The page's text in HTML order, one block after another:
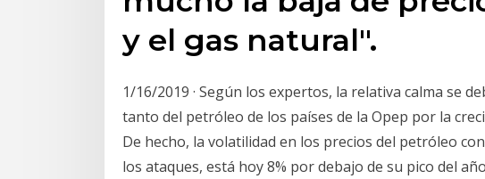
y el gas natural".
1/16/2019 · Según los expertos, la relativa calma se
tanto del petróleo de los países de la Opep por la
De hecho, la volatilidad en los precios del petróleo
los ataques, está hoy 8% por debajo de su pico del